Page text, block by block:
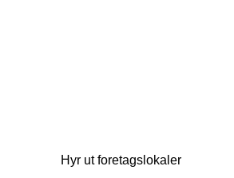
Hyr ut foretagslokaler